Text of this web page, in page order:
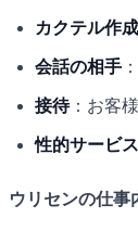
カクテル作成
会話の相手
接待：お客
性的サービ
ウリセンの仕事